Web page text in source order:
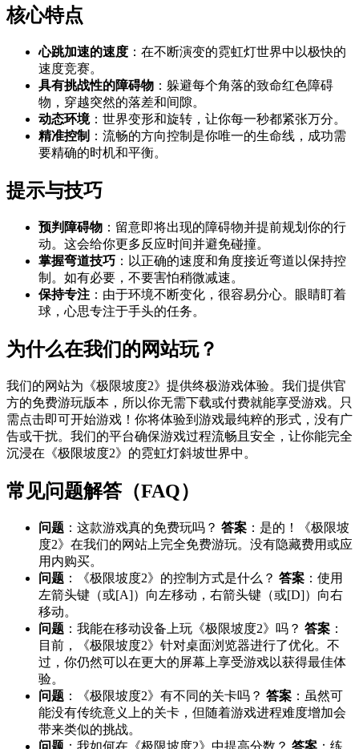
核心特点
心跳加速的速度 ：在不断演变的霓虹灯世界中以极快的
速度竞赛。
具有挑战性的障碍物 ：躲避每个角落的致命红色障碍
物，穿越突然的落差和间隙。
动态环境：世界变形和旋转，让你每一秒都紧张万分。
精准控制 ：流畅的方向控制是你唯一的生命线，成功需
要精确的时机和平衡。
提示与技巧
预判障碍物 ：留意即将出现的障碍物并提前规划你的行
动。这会给你更多反应时间并避免碰撞。
掌握弯道技巧 ：以正确的速度和角度接近弯道以保持控
制。如有必要，不要害怕稍微减速。
保持专注 ：由于环境不断变化，很容易分心。眼睛盯着
球，心思专注于手头的任务。
为什么在我们的网站玩？
我们的网站为《极限坡度2》提供终极游戏体验。我们提供官
方的免费游玩版本，所以你无需下载或付费就能享受游戏。只
需点击即可开始游戏！你将体验到游戏最纯粹的形式，没有广
告或干扰。我们的平台确保游戏过程流畅且安全，让你能完全
沉浸在《极限坡度2》的霓虹灯斜坡世界中。
常见问题解答（FAQ）
问题 ：这款游戏真的免费玩吗？ 答案 ：是的！《极限坡
度2》在我们的网站上完全免费游玩。没有隐藏费用或应
用内购买。
问题 ：《极限坡度2》的控制方式是什么？ 答案 ：使用
左箭头键（或[A]）向左移动，右箭头键（或[D]）向右
移动。
问题 ：我能在移动设备上玩《极限坡度2》吗？ 答案 ：
目前，《极限坡度2》针对桌面浏览器进行了优化。不
过，你仍然可以在更大的屏幕上享受游戏以获得最佳体
验。
问题 ：《极限坡度2》有不同的关卡吗？ 答案 ：虽然可
能没有传统意义上的关卡，但随着游戏进程难度增加会
带来类似的挑战。
问题 ：我如何在《极限坡度2》中提高分数？ 答案 ：练